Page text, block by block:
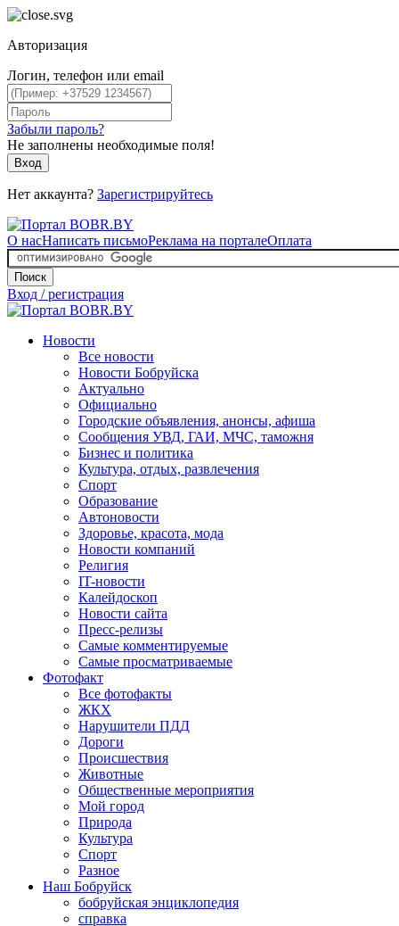
Авторизация
Логин, телефон или email
Забыли пароль?
Не заполнены необходимые поля!
Вход
Нет аккаунта? Зарегистрируйтесь
О насНаписать письмоРеклама на порталеОплата
Поиск
Вход / регистрация
Новости
Все новости
Новости Бобруйска
Актуально
Официально
Городские объявления, анонсы, афиша
Сообщения УВД, ГАИ, МЧС, таможня
Бизнес и политика
Культура, отдых, развлечения
Спорт
Образование
Автоновости
Здоровье, красота, мода
Новости компаний
Религия
IT-новости
Калейдоскоп
Новости сайта
Пресс-релизы
Самые комментируемые
Самые просматриваемые
Фотофакт
Все фотофакты
ЖКХ
Нарушители ПДД
Дороги
Происшествия
Животные
Общественные мероприятия
Мой город
Природа
Культура
Спорт
Разное
Наш Бобруйск
бобруйская энциклопедия
справка